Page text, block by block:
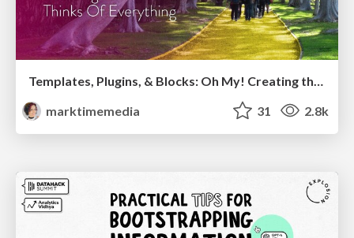
marktimemedia
31 2.8k